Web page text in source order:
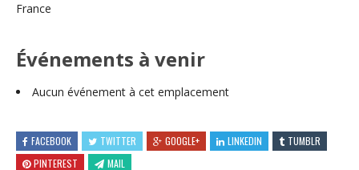
France
Événements à venir
Aucun événement à cet emplacement
FACEBOOK TWITTER GOOGLE+ LINKEDIN
TUMBLR
PINTEREST
MAIL